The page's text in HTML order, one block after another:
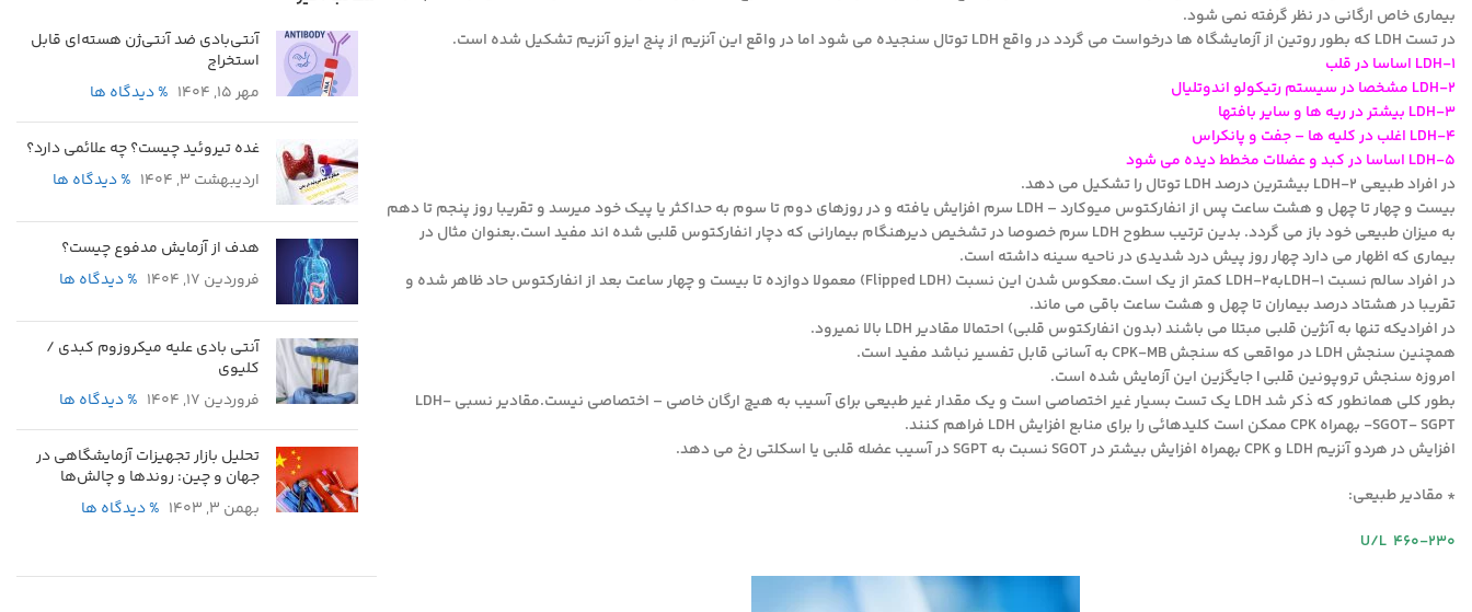
بیماری خاص ارگانی در نظر گرفته نمی شود.
در تست LDH که بطور روتین از آزمایشگاه ها درخواست می گردد در واقع LDH توتال سنجیده می شود اما در واقع این آنزیم از پنج ایزو آنزیم تشکیل شده است.
LDH-1 اساسا در قلب
LDH-2 مشخصا در سیستم رتیکولو اندوتلیال
LDH-3 بیشتر در ریه ها و سایر بافتها
LDH-4 اغلب در کلیه ها – جفت و پانکراس
LDH-5 اساسا در کبد و عضلات مخطط دیده می شود
در افراد طبیعی LDH-2 بیشترین درصد LDH توتال را تشکیل می دهد.
بیست و چهار تا چهل و هشت ساعت پس از انفارکتوس میوکارد – LDH سرم افزایش یافته و در روزهای دوم تا سوم به حداکثر یا پیک خود میرسد و تقریبا روز پنجم تا دهم
به میزان طبیعی خود باز می گردد. بدین ترتیب سطوح LDH سرم خصوصا در تشخیص دیرهنگام بیمارانی که دچار انفارکتوس قلبی شده اند مفید است.بعنوان مثال در
بیماری که اظهار می دارد چهار روز پیش درد شدیدی در ناحیه سینه داشته است.
در افراد سالم نسبت LDH-1بهLDH-2 کمتر از یک است.معکوس شدن این نسبت (Flipped LDH) معمولا دوازده تا بیست و چهار ساعت بعد از انفارکتوس حاد ظاهر شده و
تقریبا در هشتاد درصد بیماران تا چهل و هشت ساعت باقی می ماند.
در افرادیکه تنها به آنژین قلبی مبتلا می باشند (بدون انفارکتوس قلبی) احتمالا مقادیر LDH بالا نمیرود.
همچنین سنجش LDH در مواقعی که سنجش CPK-MB به آسانی قابل تفسیر نباشد مفید است.
امروزه سنجش تروپونین قلبی I جایگزین این آزمایش شده است.
بطور کلی همانطور که ذکر شد LDH یک تست بسیار غیر اختصاصی است و یک مقدار غیر طبیعی برای آسیب به هیچ ارگان خاصی – اختصاصی نیست.مقادیر نسبی LDH-
SGOT- SGPT- بهمراه CPK ممکن است کلیدهائی را برای منابع افزایش LDH فراهم کنند.
افزایش در هردو آنزیم LDH و CPK بهمراه افزایش بیشتر در SGOT نسبت به SGPT در آسیب عضله قلبی یا اسکلتی رخ می دهد.
* مقادیر طبیعی:
U/L 460-230
آنتی‌بادی ضد آنتی‌ژن هسته‌ای قابل
استخراج
مهر 15, 1404
% دیدگاه ها
غده تیروئید چیست؟ چه علائمی دارد؟
اردیبهشت 3, 1404
% دیدگاه ها
هدف از آزمایش مدفوع چیست؟
فروردین 17, 1404
% دیدگاه ها
آنتی بادی علیه میکروزوم کبدی /
کلیوی
فروردین 17, 1404
% دیدگاه ها
تحلیل بازار تجهیزات آزمایشگاهی در
جهان و چین: روندها و چالش‌ها
بهمن 3, 1403
% دیدگاه ها